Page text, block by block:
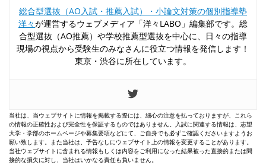
総合型選抜（AO入試・推薦入試）・小論文対策の個別指導塾
洋々が運営するウェブメディア「洋々LABO」編集部です。総
合型選抜（AO推薦）や学校推薦型選抜を中心に、日々の指導
現場の視点から受験生のみなさんに役立つ情報を発信します！
東京・渋谷に所在しています。
当社は、当ウェブサイトに情報を掲載する際には、細心の注意を払っておりますが、これら
の情報の正確性および完全性を保証するものではありません。入試に関連する情報は、志望
大学・学部のホームページや募集要項などにて、ご自身でも必ずご確認くださいますようお
願い致します。また当社は、予告なしにウェブサイト上の情報を変更することがあります。
当社ウェブサイトに含まれる情報もしくは内容をご利用になった結果被った直接的または間
接的な損失に対し、当社はいかなる責任も負いません。